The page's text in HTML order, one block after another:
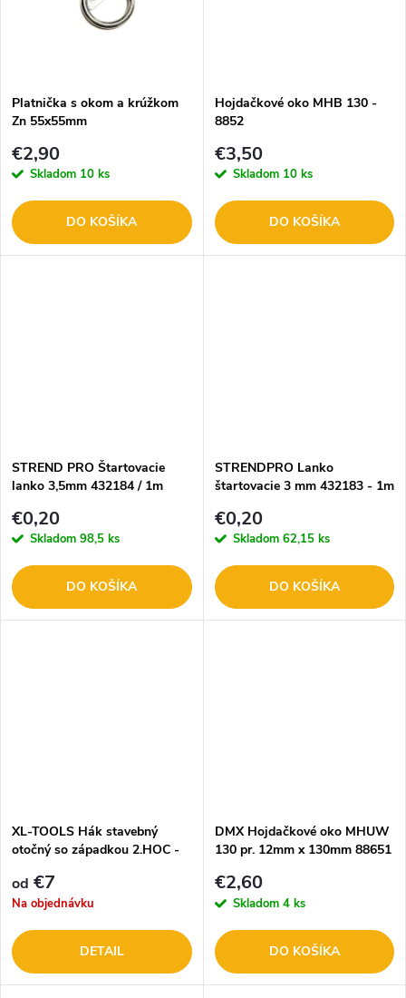
o
v
o
v
Platnička s okom a krúžkom
Zn 55x55mm
€2,90
Skladom 10 ks
DO KOŠÍKA
Hojdačkové oko MHB 130 -
8852
€3,50
Skladom 10 ks
DO KOŠÍKA
STREND PRO Štartovacie
lanko 3,5mm 432184 / 1m
€0,20
Skladom 98,5 ks
DO KOŠÍKA
STRENDPRO Lanko
štartovacie 3 mm 432183 - 1m
€0,20
Skladom 62,15 ks
DO KOŠÍKA
XL-TOOLS Hák stavebný
otočný so západkou 2.HOC -
od €7
Na objednávku
DETAIL
DMX Hojdačkové oko MHUW
130 pr. 12mm x 130mm 88651
€2,60
Skladom 4 ks
DO KOŠÍKA